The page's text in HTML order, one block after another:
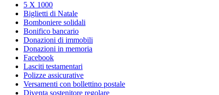
5 X 1000
Biglietti di Natale
Bomboniere solidali
Bonifico bancario
Donazioni di immobili
Donazioni in memoria
Facebook
Lasciti testamentari
Polizze assicurative
Versamenti con bollettino postale
Diventa sostenitore regolare